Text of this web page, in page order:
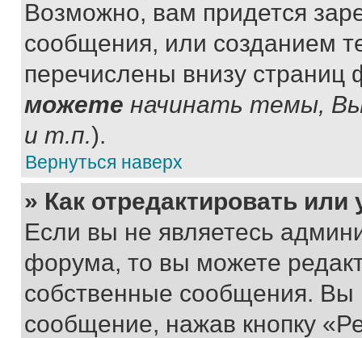
Возможно, вам придется
сообщения, или созданием
перечислены внизу
можете начинать темы,
и т.п.).
Вернуться наверх
» Как отредактировать
Если вы не являетесь
форума, то вы можете
собственные сообщения. Вы
сообщение, нажав кнопку